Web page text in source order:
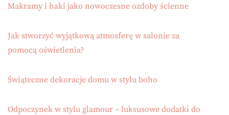
Makramy i haki jako nowoczesne ozdoby ścienne
Jak stworzyć wyjątkową atmosferę w salonie za
pomocą oświetlenia?
Świąteczne dekoracje domu w stylu boho
Odpoczynek w stylu glamour – luksusowe dodatki do